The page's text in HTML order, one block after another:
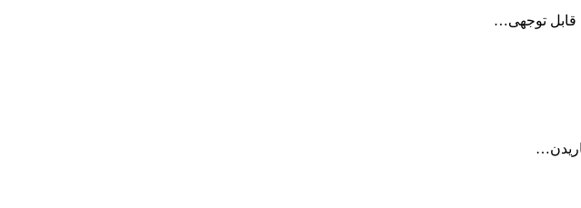
قابل توجهی…